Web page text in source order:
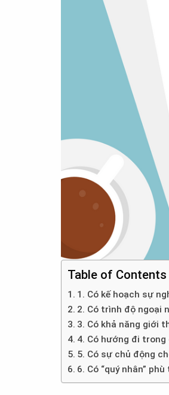
Table of Contents
1. Có kế hoạch sự
2. Có trình độ ngoại
3. Có khả năng giới
4. Có hướng đi
5. Có sự chủ động
6. Có “quý nhân”